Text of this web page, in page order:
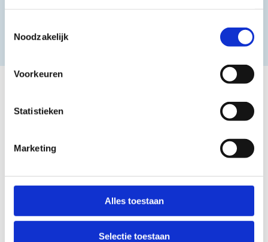
Noodzakelijk
Voorkeuren
Statistieken
Marketing
Alles toestaan
Selectie toestaan